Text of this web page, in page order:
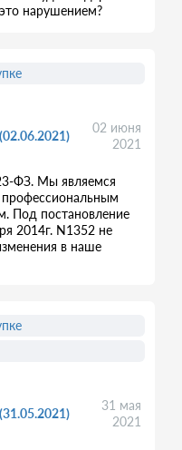
нарушением?
02 июня
2021
ФЗ. Мы являемся
Под постановление
2014г. N1352 не
в наше
31 мая
2021